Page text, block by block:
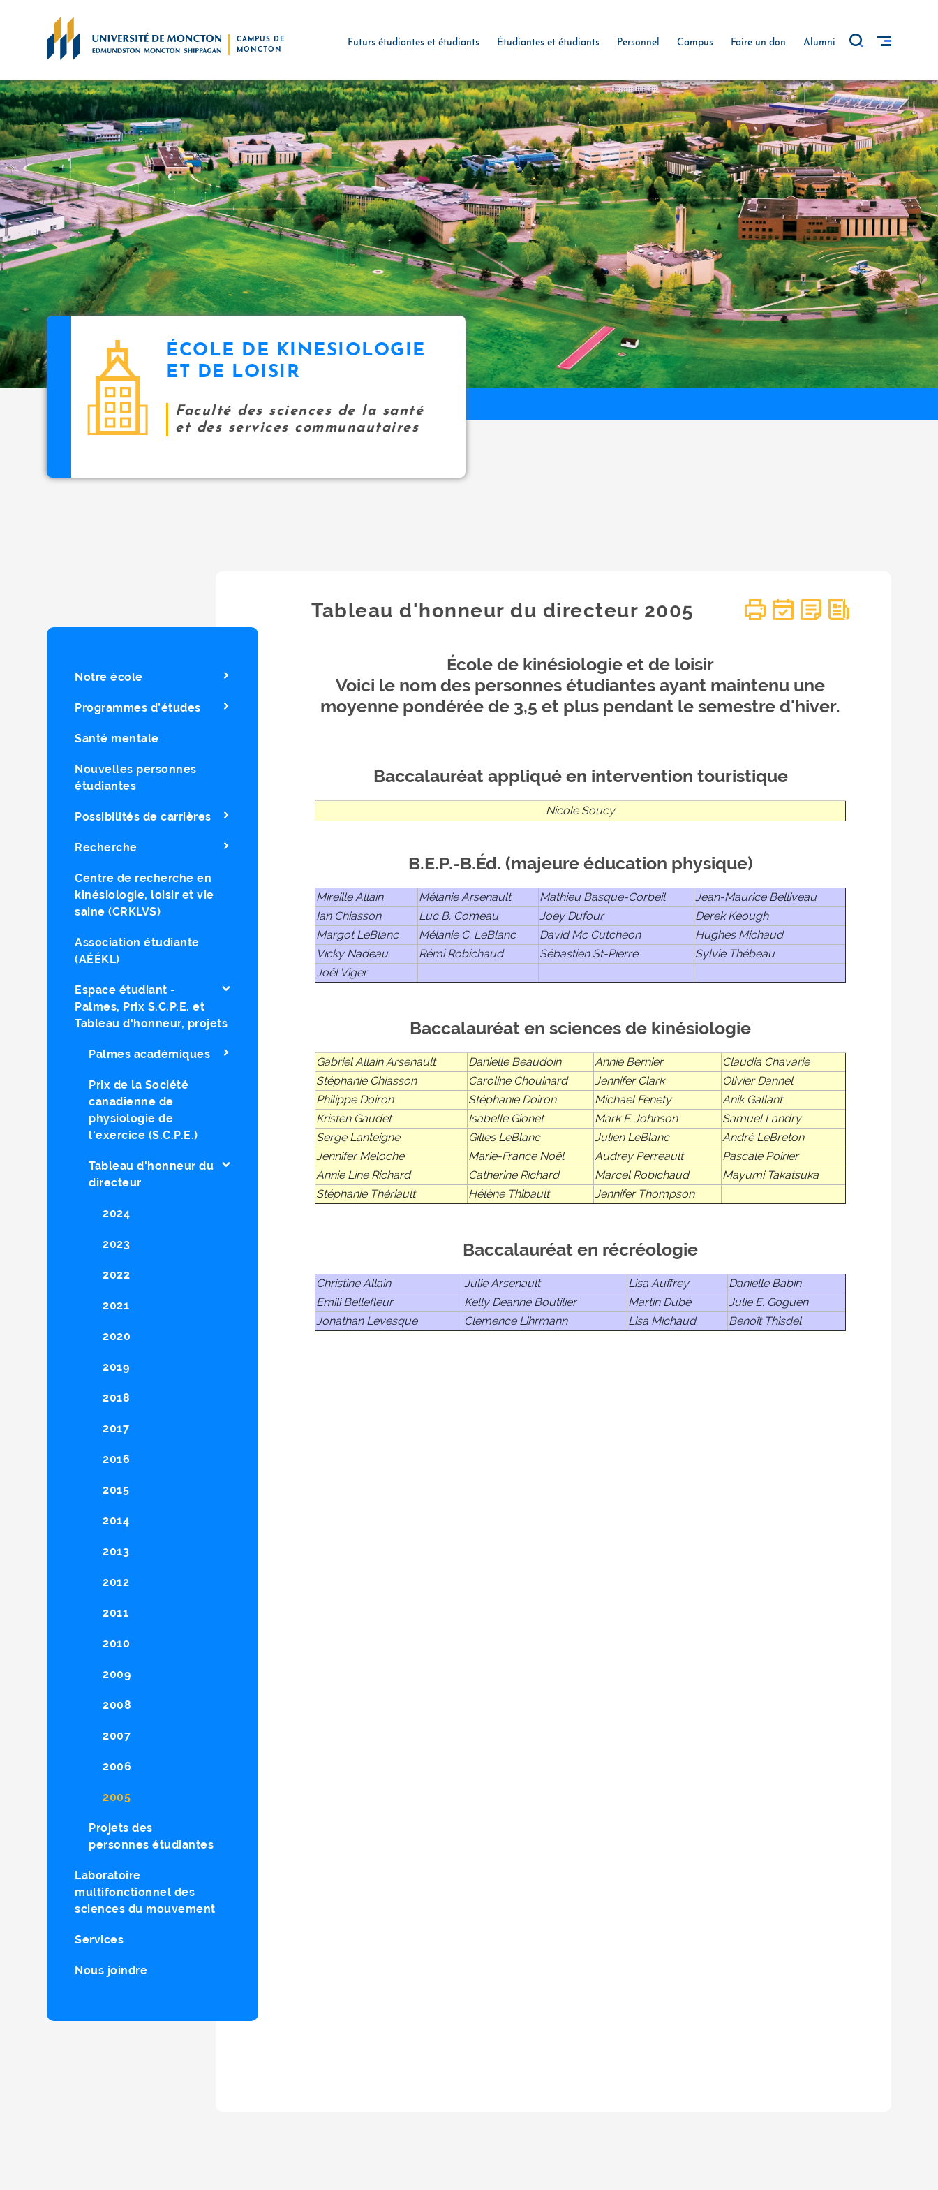
CAMPUS DE
MONCTON
Futurs étudiantes et étudiants Étudiantes et étudiants Personnel Campus Faire un don Alumni
ÉCOLE DE KINESIOLOGIE
ET DE LOISIR
Faculté des sciences de la santé
et des services communautaires
Notre école
Programmes d’études
Santé mentale
Nouvelles personnes
étudiantes
Possibilités de carrières
Recherche
Centre de recherche en
kinésiologie, loisir et vie
saine (CRKLVS)
Association étudiante
(AÉÉKL)
Espace étudiant -
Palmes, Prix S.C.P.E. et
Tableau d'honneur, projets
Palmes académiques
Prix de la Société
canadienne de
physiologie de
l'exercice (S.C.P.E.)
Tableau d'honneur du
directeur
2024
2023
2022
2021
2020
2019
2018
2017
2016
2015
2014
2013
2012
2011
2010
2009
2008
2007
2006
2005
Projets des
personnes étudiantes
Laboratoire
multifonctionnel des
sciences du mouvement
Services
Nous joindre
Tableau d'honneur du directeur 2005
École de kinésiologie et de loisir
Voici le nom des personnes étudiantes ayant maintenu une
moyenne pondérée de 3,5 et plus pendant le semestre d'hiver.
Baccalauréat appliqué en intervention touristique
Nicole Soucy
B.E.P.-B.Éd. (majeure éducation physique)
Mireille Allain Mélanie Arsenault Mathieu Basque-Corbeil
Jean-Maurice Belliveau
Ian Chiasson
Luc B. Comeau Joey Dufour
Derek Keough
Margot LeBlanc
Mélanie C. LeBlanc David Mc Cutcheon
Hughes Michaud
Vicky Nadeau
Rémi Robichaud Sébastien St-Pierre
Sylvie Thébeau
Joël Viger
Baccalauréat en sciences de kinésiologie
Gabriel Allain Arsenault Danielle Beaudoin Annie Bernier
Claudia Chavarie
Stéphanie Chiasson
Caroline Chouinard Jennifer Clark
Olivier Dannel
Philippe Doiron
Stéphanie Doiron Michael Fenety
Anik Gallant
Kristen Gaudet
Isabelle Gionet Mark F. Johnson
Samuel Landry
Serge Lanteigne
Gilles LeBlanc Julien LeBlanc
André LeBreton
Jennifer Meloche
Marie-France Noël Audrey Perreault
Pascale Poirier
Annie Line Richard
Catherine Richard Marcel Robichaud
Mayumi Takatsuka
Stéphanie Thériault
Hélène Thibault Jennifer Thompson
Baccalauréat en récréologie
Christine Allain Julie Arsenault Lisa Auffrey
Danielle Babin
Emili Bellefleur
Kelly Deanne Boutilier Martin Dubé
Julie E. Goguen
Jonathan Levesque
Clemence Lihrmann Lisa Michaud Benoît Thisdel